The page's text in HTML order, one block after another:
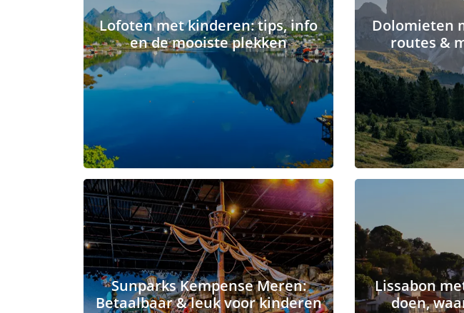
Lofoten met kinderen: tips, info
en de mooiste plekken
Dolomieten
routes &
Sunparks Kempense Meren:
Betaalbaar & leuk voor kinderen
Lissabon
doen,